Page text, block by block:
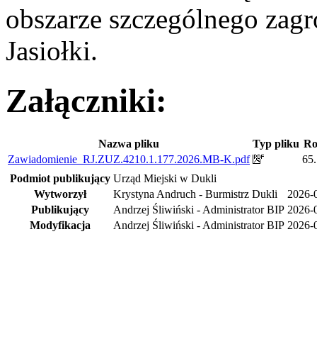
obszarze szczególnego
Jasiołki.
Załączniki:
Nazwa pliku Typ pliku
Zawiadomienie_RJ.ZUZ.4210.1.177.2026.MB-K.pdf
Podmiot publikujący Urząd Miejski w Dukli
Wytworzył
Krystyna Andruch - Burmistrz Dukli
2026-
Publikujący
Andrzej Śliwiński - Administrator BIP 2026-
Modyfikacja
Andrzej Śliwiński - Administrator BIP 2026-